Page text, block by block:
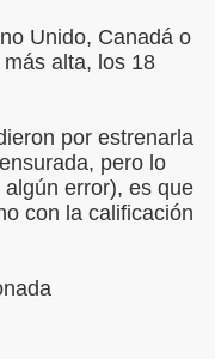
Unido, Canadá o
alta, los 18
por estrenarla
pero lo
error), es que
con la calificación